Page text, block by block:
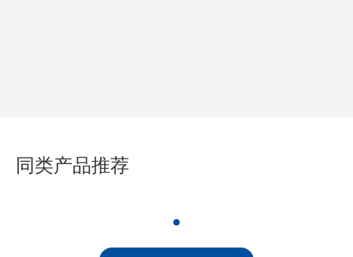
同类产品推荐